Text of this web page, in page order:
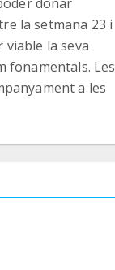
la setmana 23 i
la seva
fonamentals. Les
a les